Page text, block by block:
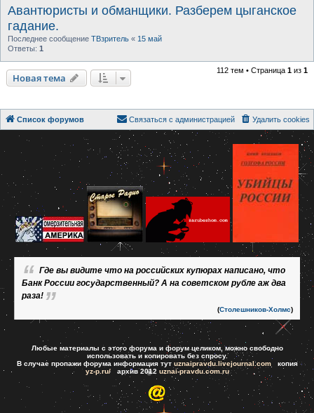
Авантюристы и обманщики. Разберем цыганское
гадание.
Последнее сообщение ТВзритель « 15 май
Ответы: 1
Новая тема
112 тем • Страница 1 из 1
Список форумов Удалить cookies
Связаться с администрацией
Где вы видите что на российских купюрах написано, что
Банк России государственный? А на советском рубле аж два
раза!
(Столешников-Холмс)
Любые материалы с этого форума и форум целиком, можно свободно
использовать и копировать без спросу.
В случае пропажи форума информация тут uznaipravdu.livejournal.comкопия
yz-p.ru/архив 2012 uznai-pravdu.com.ru